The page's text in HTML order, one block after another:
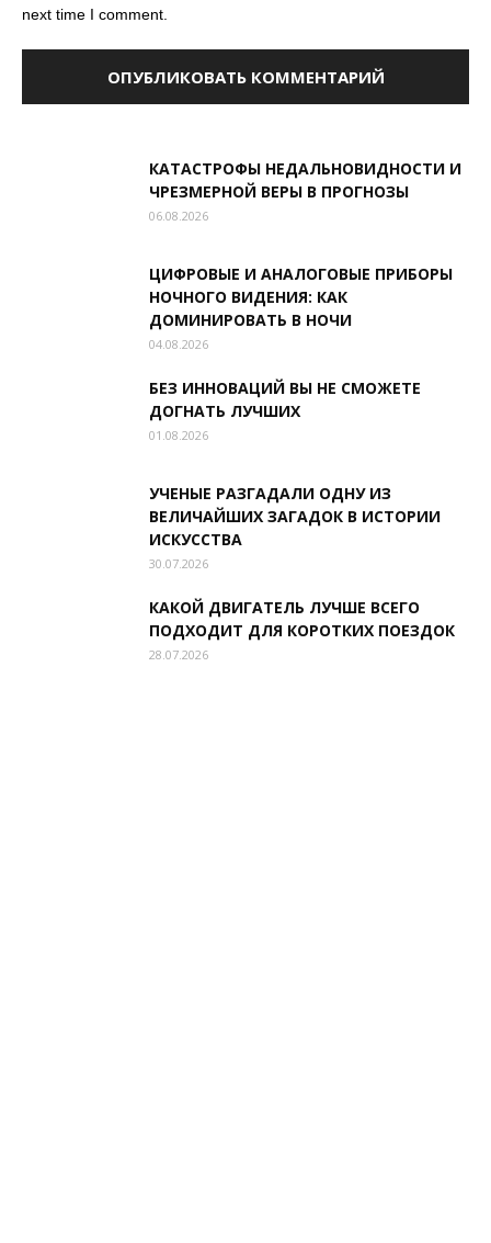
next time I comment.
КАТАСТРОФЫ НЕДАЛЬНОВИДНОСТИ И
ЧРЕЗМЕРНОЙ ВЕРЫ В ПРОГНОЗЫ
06.08.2026
ЦИФРОВЫЕ И АНАЛОГОВЫЕ ПРИБОРЫ
НОЧНОГО ВИДЕНИЯ: КАК
ДОМИНИРОВАТЬ В НОЧИ
04.08.2026
БЕЗ ИННОВАЦИЙ ВЫ НЕ СМОЖЕТЕ
ДОГНАТЬ ЛУЧШИХ
01.08.2026
УЧЕНЫЕ РАЗГАДАЛИ ОДНУ ИЗ
ВЕЛИЧАЙШИХ ЗАГАДОК В ИСТОРИИ
ИСКУССТВА
30.07.2026
КАКОЙ ДВИГАТЕЛЬ ЛУЧШЕ ВСЕГО
ПОДХОДИТ ДЛЯ КОРОТКИХ ПОЕЗДОК
28.07.2026